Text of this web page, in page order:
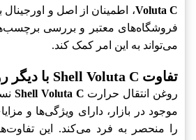
Voluta C، اطمینان از اصل و
فروشگاه‌های معتبر و بررسی
می‌تواند به این امر کمک کند.
تفاوت Shell Voluta C با دیگر روغن‌ها
روغن انتقال حرارت Shell Voluta C
موجود در بازار، دارای ویژگی‌ها و
را منحصر به فرد می‌کند. این